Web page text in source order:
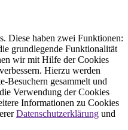
Diese haben zwei Funktionen:
grundlegende Funktionalität
wir mit Hilfe der Cookies
Hierzu werden
Besuchern gesammelt und
Verwendung der Cookies
Informationen zu Cookies
Datenschutzerklärung und